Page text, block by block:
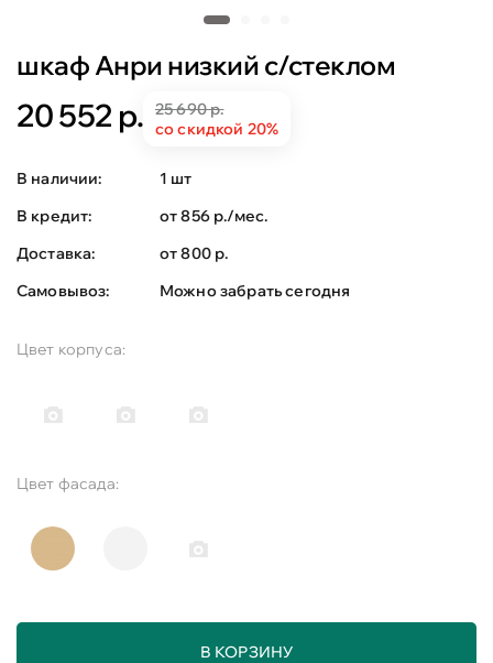
шкаф Анри низкий с/стеклом
20 552 р.
25 690 р.
со скидкой 20%
В наличии:
1 шт
В кредит:
от 856 р./мес.
Доставка:
от 800 р.
Самовывоз:
Можно забрать сегодня
Цвет корпуса:
Цвет фасада:
В КОРЗИНУ